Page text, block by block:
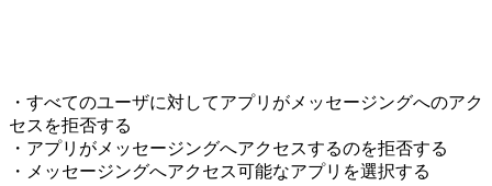
・すべてのユーザに対してアプリがメッセージングへのアク
セスを拒否する
・アプリがメッセージングへアクセスするのを拒否する
・メッセージングへアクセス可能なアプリを選択する